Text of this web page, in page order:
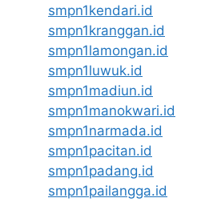
smpn1kendari.id
smpn1kranggan.id
smpn1lamongan.id
smpn1luwuk.id
smpn1madiun.id
smpn1manokwari.id
smpn1narmada.id
smpn1pacitan.id
smpn1padang.id
smpn1pailangga.id